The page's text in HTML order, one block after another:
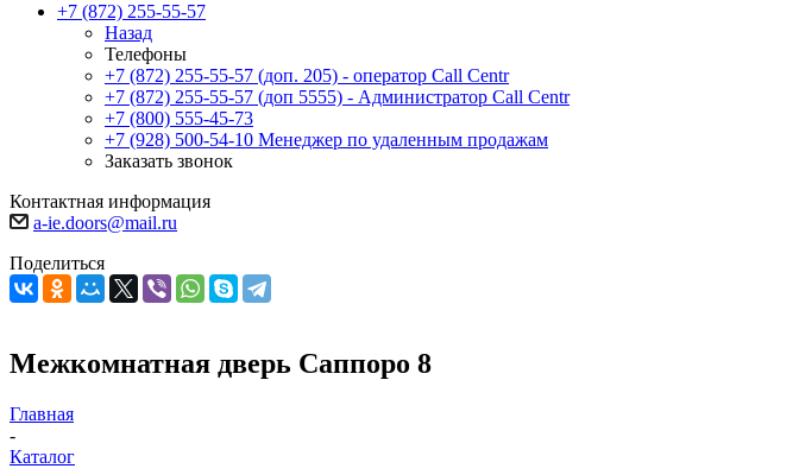
+7 (872) 255-55-57
Назад
Телефоны
+7 (872) 255-55-57 (доп. 205) - оператор Call Centr
+7 (872) 255-55-57 (доп 5555) - Администратор Call Centr
+7 (800) 555-45-73
+7 (928) 500-54-10 Менеджер по удаленным продажам
Заказать звонок
Контактная информация
a-ie.doors@mail.ru
Поделиться
Межкомнатная дверь Саппоро 8
Главная
-
Каталог